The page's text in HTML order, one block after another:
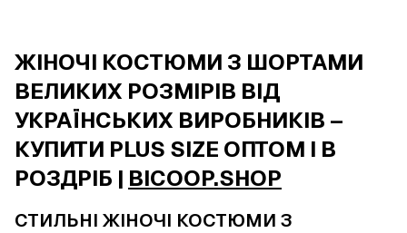
ЖІНОЧІ КОСТЮМИ З ШОРТАМИ
ВЕЛИКИХ РОЗМІРІВ ВІД
УКРАЇНСЬКИХ ВИРОБНИКІВ –
КУПИТИ PLUS SIZE ОПТОМ І В
РОЗДРІБ | BICOOP.SHOP
СТИЛЬНІ ЖІНОЧІ КОСТЮМИ З